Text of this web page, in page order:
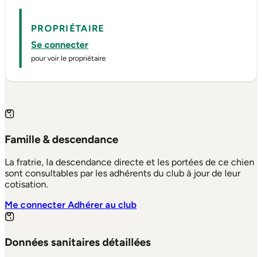
PROPRIÉTAIRE
Se connecter
pour voir le propriétaire
Famille & descendance
La fratrie, la descendance directe et les portées de ce chien
sont consultables par les adhérents du club à jour de leur
cotisation.
Me connecterAdhérer au club
Données sanitaires détaillées